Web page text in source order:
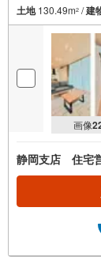
土地130.49m2 /建
画像
静岡支店 住宅